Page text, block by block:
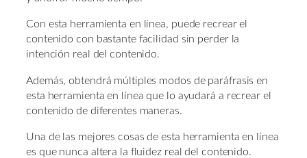
Con esta herramienta en línea, puede recrear el
contenido con bastante facilidad sin perder la
intención real del contenido.
Además, obtendrá múltiples modos de paráfrasis en
esta herramienta en línea que lo ayudará a recrear el
contenido de diferentes maneras.
Una de las mejores cosas de esta herramienta en línea
es que nunca altera la fluidez real del contenido.